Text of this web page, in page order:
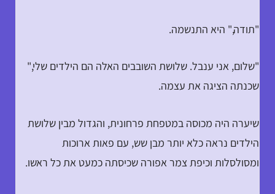
"תודה," היא התנשמה.
"שלום, אני ענבל. שלושת השובבים האלה הם הילדים שלי,"
שכנתה הציגה את עצמה.
שיערה היה מכוסה במטפחת פרחונית, והגדול מבין שלושת
הילדים נראה כלא יותר מבן שש, עם פאות ארוכות
ומסולסלות וכיפת צמר אפורה שכיסתה כמעט את כל ראשו.